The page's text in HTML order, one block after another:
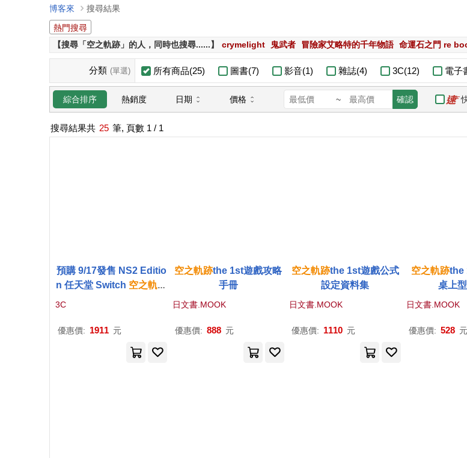
博客來
搜尋結果
熱門搜尋
【搜尋「空之軌跡」的人，同時也搜尋......】
crymelight 鬼武者 冒險家艾略特的千年物語 命運石之門 re
分類 (單選) 所有商品(25) 圖書(7) 影音(1) 雜誌(4) 3C(12) 電子
綜合排序 熱銷度 日期 價格 ~ 確認
搜尋結果共 25 筆, 頁數 1 / 1
預購 9/17發售 NS2 Editio
n 任天堂 Switch 空之軌跡
the 2nd 中文版 台灣公司
3C
優惠價: 1911 元
空之軌跡the 1st遊戲攻略
手冊
日文書.MOOK
優惠價: 888 元
空之軌跡the 1st遊戲公式
設定資料集
日文書.MOOK
優惠價: 1110 元
空之軌跡the
桌上
日文書.MOOK
優惠價: 528 元